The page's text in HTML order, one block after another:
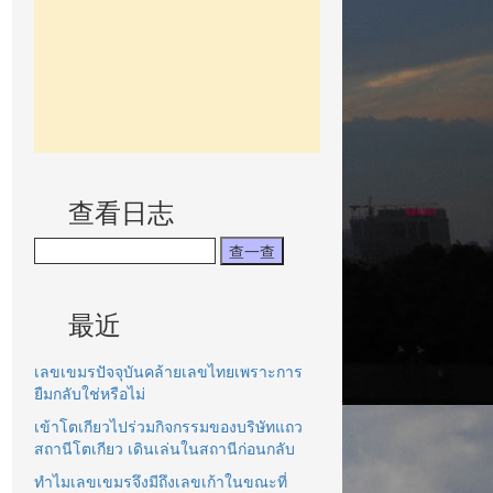
查看日志
最近
เลขเขมรปัจจุบันคล้ายเลขไทยเพราะการ
ยืมกลับใช่หรือไม่
เข้าโตเกียวไปร่วมกิจกรรมของบริษัทแถว
สถานีโตเกียว เดินเล่นในสถานีก่อนกลับ
ทำไมเลขเขมรจึงมีถึงเลขเก้าในขณะที่